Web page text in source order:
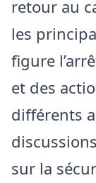
retour au
les
figure
et des
différents
sur la